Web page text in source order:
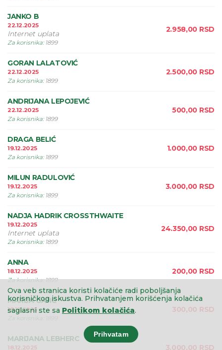
JANKO B
22.12.2025
Internet uplata
Za korisnika: 1899
2.958,00 RSD
GORAN LALATOVIĆ
22.12.2025
Za korisnika: 1899
2.500,00 RSD
ANDRIJANA LEPOJEVIĆ
22.12.2025
Za korisnika: 1899
500,00 RSD
DRAGA BELIĆ
19.12.2025
Za korisnika: 1899
1.000,00 RSD
MILUN RADULOVIĆ
19.12.2025
Za korisnika: 1899
3.000,00 RSD
NADJA HADRIK CROSSTHWAITE
19.12.2025
Internet uplata
Za korisnika: 1899
24.350,00 RSD
ANNA
18.12.2025
Za korisnika:1899
200,00 RSD
MARIJA GAJIĆ
18.12.2025
Za korisnika
300,00 RSD
MARIJANA LEBHERC
18.12.2025 3.000,00 RSD
Ova veb stranica koristi kolačiće radi poboljšanja
korisničkog iskustva. Prihvatanjem korišćenja kolačića
saglasni ste sa Politikom kolačića.
Prihvatam